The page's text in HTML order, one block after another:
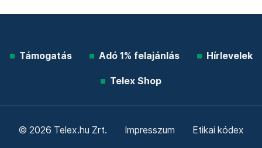
Támogatás Adó 1% felajánlás Hírlevelek
Telex Shop
© 2026 Telex.hu Zrt. Impresszum Etikai kódex